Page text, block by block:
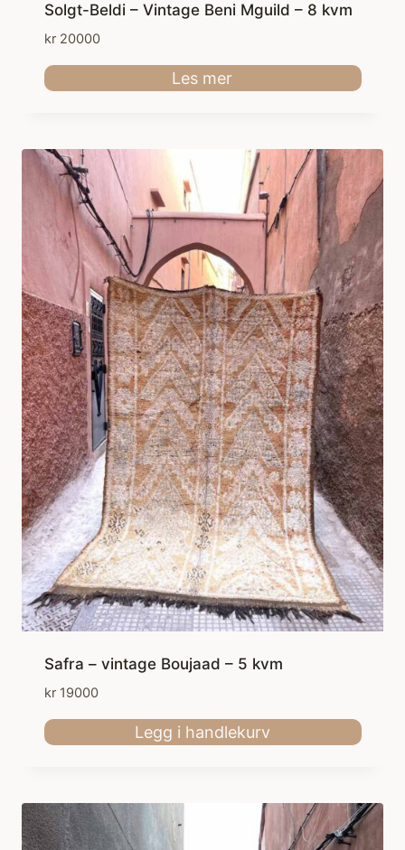
Solgt-Beldi – Vintage Beni Mguild – 8 kvm
kr20000
Les mer
Safra – vintage Boujaad – 5 kvm
kr19000
Legg i handlekurv